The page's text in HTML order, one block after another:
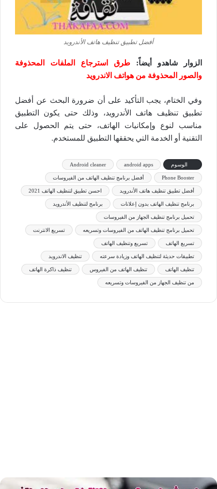
أفضل تطبيق تنظيف هاتف الأندرويد
الزوار شاهدو أيضاً: طرق استرجاع الملفات المحذوفة
والصور المحذوفة من هواتف الاندرويد
وفي الختام، يجب التأكيد على أن ضرورة البحث عن أفضل
تطبيق تنظيف هاتف الأندرويد، وذلك حتى يكون التطبيق
مناسب لنوع وإمكانيات الهاتف، حتى يتم الحصول على
التقنية أو الخدمة التي يحققها التطبيق للمستخدم.
الوسوم android apps
Android cleaner
Phone Booster أفضل برنامج تنظيف الهاتف من الفيروسات
أفضل تطبيق تنظيف هاتف الأندرويد احسن تطبيق لتنظيف الهاتف 2021
برنامج تنظيف الهاتف بدون إعلانات برنامج لتنظيف الأندرويد
تحميل برنامج تنظيف الجهاز من الفيروسات
تحميل برنامج تنظيف الهاتف من الفيروسات وتسريعه تسريع الانترنت
تسريع الهاتف تسريع وتنظيف الهاتف
تطبيقات حديثة لتنظيف الهاتف وزيادة سرعته تنظيف الاندرويد
تنظيف الهاتف تنظيف الهاتف من الفيروس تنظيف ذاكرة الهاتف
من تنظيف الجهاز من الفيروسات وتسريعه